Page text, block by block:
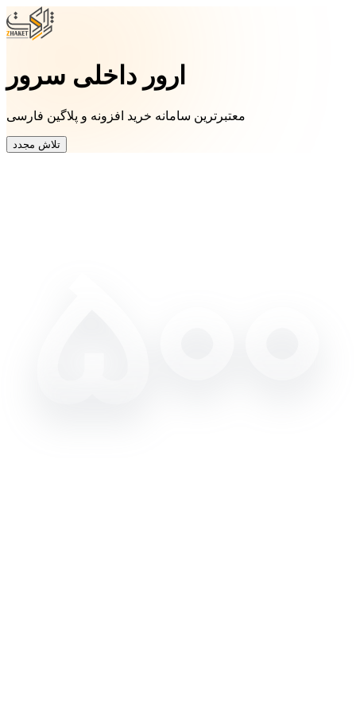
ارور داخلی سرور
معتبرترین سامانه خرید افزونه و پلاگین فارسی
تلاش مجدد